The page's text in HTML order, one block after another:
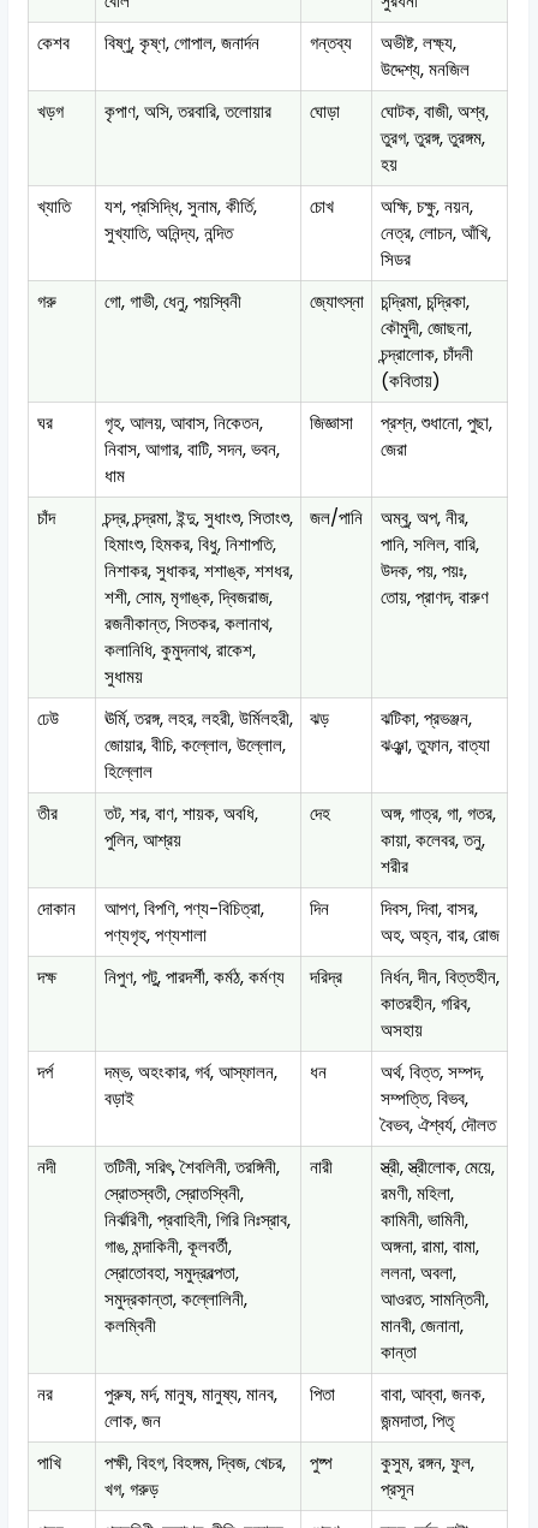
কেশব
বিষ্ণু, কৃষ্ণ, গোপাল, জনার্দন গন্তব্য
অভীষ্ট, লক্ষ্য,
উদ্দেশ্য, মনজিল
খড়গ
কৃপাণ, অসি, তরবারি, তলোয়ার ঘোড়া
ঘোটক, বাজী, অশ্ব,
তুরগ, তুরঙ্গ, তুরঙ্গম,
হয়
খ্যাতি
যশ, প্রসিদ্ধি, সুনাম, কীর্তি,
সুখ্যাতি, অনিন্দ্য, নন্দিত
চোখ
অক্ষি, চক্ষু, নয়ন,
নেত্র, লোচন, আঁখি,
সিডর
গরু
গো, গাভী, ধেনু, পয়স্বিনী জ্যোৎস্না
চন্দ্রিমা, চন্দ্রিকা,
কৌমুদী, জোছনা,
চন্দ্রালোক, চাঁদনী
(কবিতায়)
ঘর
গৃহ, আলয়, আবাস, নিকেতন,
নিবাস, আগার, বাটি, সদন, ভবন,
ধাম
জিজ্ঞাসা
প্রশ্ন, শুধানো, পুছা,
জেরা
চাঁদ
চন্দ্র, চন্দ্রমা, ইন্দু, সুধাংশু, সিতাংশু,
হিমাংশু, হিমকর, বিধু, নিশাপতি,
নিশাকর, সুধাকর, শশাঙ্ক, শশধর,
শশী, সোম, মৃগাঙ্ক, দ্বিজরাজ,
রজনীকান্ত, সিতকর, কলানাথ,
কলানিধি, কুমুদনাথ, রাকেশ,
সুধাময়
জল/পানি
অম্বু, অপ, নীর,
পানি, সলিল, বারি,
উদক, পয়, পয়ঃ,
তোয়, প্রাণদ, বারুণ
ঢেউ
ঊর্মি, তরঙ্গ, লহর, লহরী, উর্মিলহরী,
জোয়ার, বীচি, কল্লোল, উল্লোল,
হিল্লোল
ঝড়
ঝটিকা, প্রভঞ্জন,
ঝঞ্ঝা, তুফান, বাত্যা
তীর
তট, শর, বাণ, শায়ক, অবধি,
পুলিন, আশ্রয়
দেহ
অঙ্গ, গাত্র, গা, গতর,
কায়া, কলেবর, তনু,
শরীর
দোকান
আপণ, বিপণি, পণ্য-বিচিত্রা,
পণ্যগৃহ, পণ্যশালা
দিন
দিবস, দিবা, বাসর,
অহ, অহ্ন, বার, রোজ
দক্ষ
নিপুণ, পটু, পারদর্শী, কর্মঠ, কর্মণ্য দরিদ্র
নির্ধন, দীন, বিত্তহীন,
কাতরহীন, গরিব,
অসহায়
দর্প
দম্ভ, অহংকার, গর্ব, আস্ফালন,
বড়াই
ধন
অর্থ, বিত্ত, সম্পদ,
সম্পত্তি, বিভব,
বৈভব, ঐশ্বর্য, দৌলত
নদী
তটিনী, সরিৎ, শৈবলিনী, তরঙ্গিনী,
স্রোতস্বতী, স্রোতস্বিনী,
নির্ঝরিণী, প্রবাহিনী, গিরি নিঃস্রাব,
গাঙ, মন্দাকিনী, কূলবর্তী,
স্রোতোবহা, সমুদ্রবল্পতা,
সমুদ্রকান্তা, কল্লোলিনী,
কলম্বিনী
নারী
স্ত্রী, স্ত্রীলোক, মেয়ে,
রমণী, মহিলা,
কামিনী, ভামিনী,
অঙ্গনা, রামা, বামা,
ললনা, অবলা,
আওরত, সামন্তিনী,
মানবী, জেনানা,
কান্তা
নর
পুরুষ, মর্দ, মানুষ, মানুষ্য, মানব,
লোক, জন
পিতা
বাবা, আব্বা, জনক,
জন্মদাতা, পিতৃ
পাখি
পক্ষী, বিহগ, বিহঙ্গম, দ্বিজ, খেচর,
খগ, গরুড়
পুষ্প
কুসুম, রঙ্গন, ফুল,
প্রসূন